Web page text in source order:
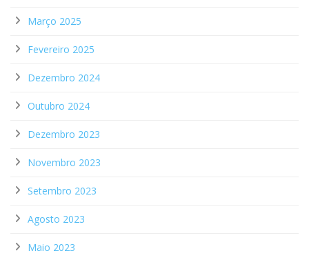
Março 2025
Fevereiro 2025
Dezembro 2024
Outubro 2024
Dezembro 2023
Novembro 2023
Setembro 2023
Agosto 2023
Maio 2023